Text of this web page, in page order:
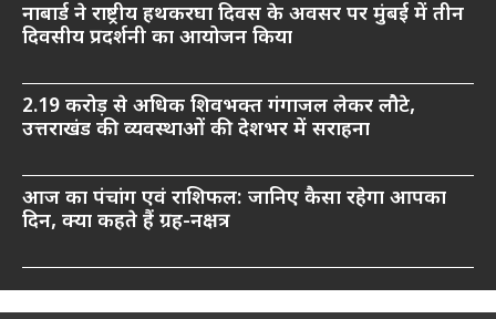
नाबार्ड ने राष्ट्रीय हथकरघा दिवस के अवसर पर मुंबई में तीन
दिवसीय प्रदर्शनी का आयोजन किया
2.19 करोड़ से अधिक शिवभक्त गंगाजल लेकर लौटे,
उत्तराखंड की व्यवस्थाओं की देशभर में सराहना
आज का पंचांग एवं राशिफल: जानिए कैसा रहेगा आपका
दिन, क्या कहते हैं ग्रह-नक्षत्र